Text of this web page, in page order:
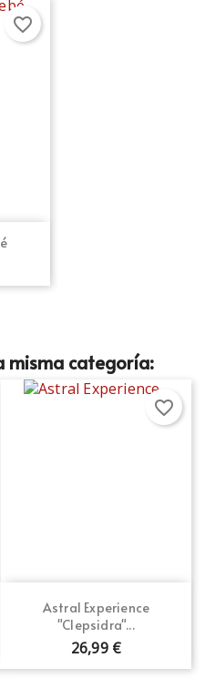
favorite_border
misma categoría:
Astral Experience
"Clepsidra"...
26,99 €
favorite_border